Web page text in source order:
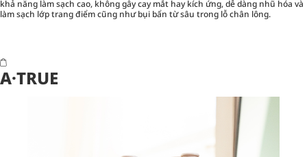
khả năng làm sạch cao, không gây cay mắt hay kích ứng, dễ dàng nhũ hóa và
làm sạch lớp trang điểm cũng như bụi bẩn từ sâu trong lỗ chân lông.
A·TRUE